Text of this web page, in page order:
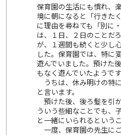
保育園の生活にも慣れ、
境に朝になると「行きた
に理由を尋ねても「別に
は、１日、２日のことだ
が、１週間も続くと少し
した。保育園では、特に
遊んでいました。預けた
もなく遊んでいたようです
うちは、休み明けの特
と言います。
預けた後、後ろ髪を引
ういう些細なことでも、
と一緒にいられるという
一度、保育園の先生に